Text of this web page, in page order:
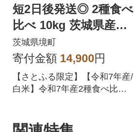
短2日後発送◎ 2種食べ
比べ 10kg 茨城県産
【令和7年産/白米】米
スピード
茨城県境町
寄付金額 14,900円
【さとふる限定】【令和7年産/
白米】令和7年産2種食べ比べ1